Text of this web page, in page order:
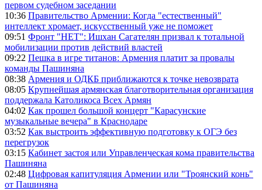
первом судебном заседании
10:36 Правительство Армении: Когда "естественный"
интеллект хромает, искусственный уже не поможет
09:51 Фронт "НЕТ": Ишхан Сагателян призвал к тотальной
мобилизации против действий властей
09:22 Пешка в игре титанов: Армения платит за провалы
команды Пашиняна
08:38 Армения и ОДКБ приближаются к точке невозврата
08:05 Крупнейшая армянская благотворительная организация
поддержала Католикоса Всех Армян
04:02 Как прошел большой концерт "Карасунские
музыкальные вечера" в Краснодаре
03:52 Как выстроить эффективную подготовку к ОГЭ без
перегрузок
03:15 Кабинет застоя или Управленческая кома правительства
Пашиняна
02:48 Цифровая капитуляция Армении или "Троянский конь"
от Пашиняна